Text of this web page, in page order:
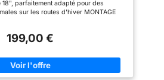
285/30-20
18", parfaitement adapté pour des
sur les routes d'hiver MONTAGE
AUTOMATIQUE: Equipé d'un
une adhérence constante SÉCURITÉ :
CG-9 102 offrent une traction et une
sur les routes enneigées et glissantes
199,00 €